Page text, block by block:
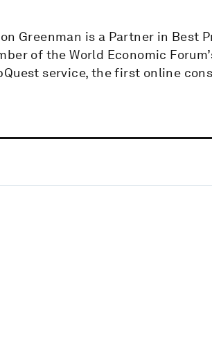
Greenman is a Partner in Best
of the World Economic
service, the first online